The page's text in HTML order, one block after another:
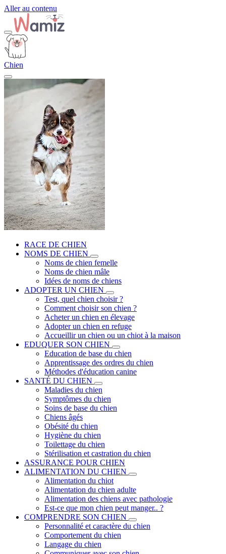
Aller au contenu
Chien
RACE DE CHIEN
NOMS DE CHIEN
Noms de chien femelle
Noms de chien mâle
Idées de noms de chiens
ADOPTER UN CHIEN
Test, quel chien choisir ?
Comment choisir son chien ?
Acheter un chien en élevage
Adopter un chien en refuge
Accueillir un chien ou un chiot à la maison
EDUQUER SON CHIEN
Education de base du chien
Apprentissage des ordres du chien
Méthodes d'éducation canine
SANTÉ DU CHIEN
Maladies du chien
Symptômes du chien
Soins de base du chien
Chiens âgés
Obésité du chien
Hygiène du chien
Toilettage du chien
Stérilisation et castration du chien
ASSURANCE POUR CHIEN
ALIMENTATION DU CHIEN
Alimentation du chiot
Alimentation du chien adulte
Alimentation des chiens avec pathologie
Est-ce que mon chien peut manger.. ?
COMPRENDRE SON CHIEN
Personnalité et caractère du chien
Comportement du chien
Langage du chien